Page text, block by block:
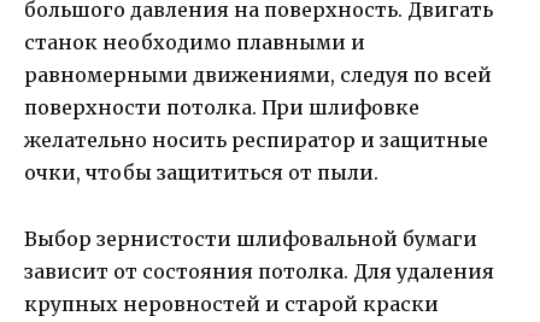
большого давления на поверхность. Двигать
станок необходимо плавными и
равномерными движениями, следуя по всей
поверхности потолка. При шлифовке
желательно носить респиратор и защитные
очки, чтобы защититься от пыли.
Выбор зернистости шлифовальной бумаги
зависит от состояния потолка. Для удаления
крупных неровностей и старой краски